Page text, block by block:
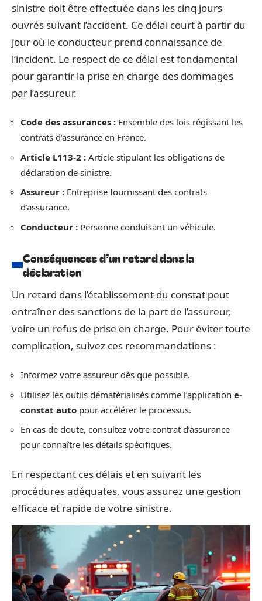
sinistre doit être effectuée dans les cinq jours
ouvrés suivant l’accident. Ce délai court à partir du
jour où le conducteur prend connaissance de
l’incident. Le respect de ce délai est fondamental
pour garantir la prise en charge des dommages
par l’assureur.
Code des assurances : Ensemble des lois régissant les
contrats d’assurance en France.
Article L113-2 : Article stipulant les obligations de
déclaration de sinistre.
Assureur : Entreprise fournissant des contrats
d’assurance.
Conducteur : Personne conduisant un véhicule.
Conséquences d’un retard dans la
déclaration
Un retard dans l’établissement du constat peut
entraîner des sanctions de la part de l’assureur,
voire un refus de prise en charge. Pour éviter toute
complication, suivez ces recommandations :
Informez votre assureur dès que possible.
Utilisez les outils dématérialisés comme l’application e-
constat auto pour accélérer le processus.
En cas de doute, consultez votre contrat d’assurance
pour connaître les détails spécifiques.
En respectant ces délais et en suivant les
procédures adéquates, vous assurez une gestion
efficace et rapide de votre sinistre.